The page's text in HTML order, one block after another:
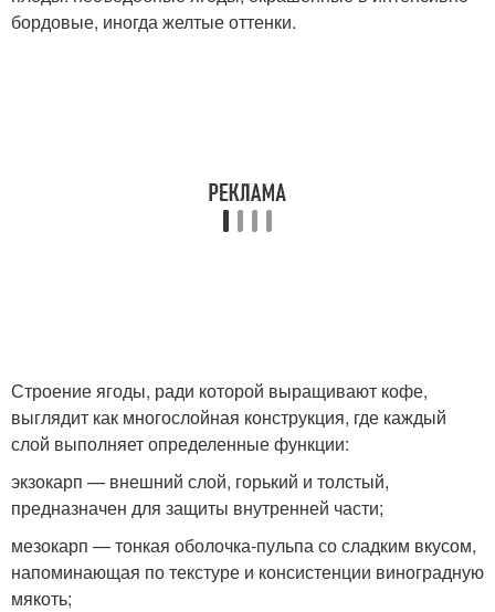
бордовые, иногда желтые оттенки.
Строение ягоды, ради которой выращивают кофе,
выглядит как многослойная конструкция, где каждый
слой выполняет определенные функции:
экзокарп — внешний слой, горький и толстый,
предназначен для защиты внутренней части;
мезокарп — тонкая оболочка-пульпа со сладким вкусом,
напоминающая по текстуре и консистенции виноградную
мякоть;